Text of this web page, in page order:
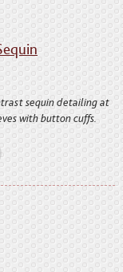
sequin detailing at
with button cuffs.